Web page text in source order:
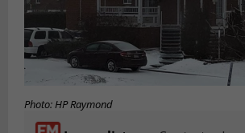
Photo: HP Raymond